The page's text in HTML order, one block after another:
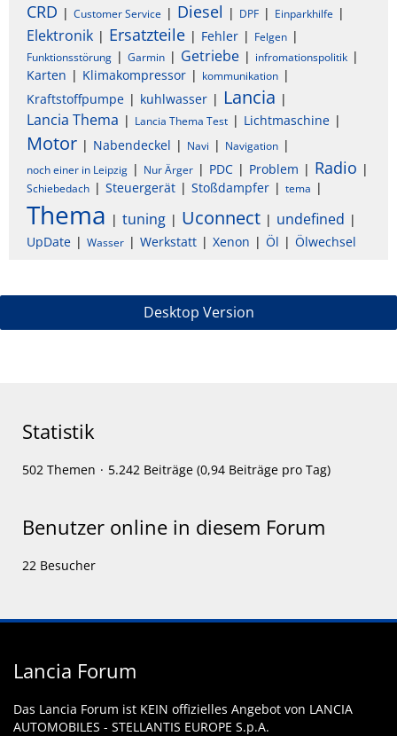
CRD Customer Service Diesel DPF Einparkhilfe
Elektronik Ersatzteile Fehler
Felgen
Funktionsstörung
Garmin Getriebe infromationspolitik
Karten Klimakompressor kommunikation
Kraftstoffpumpe kuhlwasser Lancia
Lancia Thema Lancia Thema Test Lichtmaschine
Motor Nabendeckel Navi
Navigation
noch einer in Leipzig
Nur Ärger PDC Problem Radio
Schiebedach Steuergerät Stoßdampfer tema
Thema tuning Uconnect undefined
UpDate Wasser Werkstatt Xenon Öl Ölwechsel
Desktop Version
Statistik
502 Themen 5.242 Beiträge (0,94 Beiträge pro Tag)
Benutzer online in diesem Forum
22 Besucher
Lancia Forum
Das Lancia Forum ist KEIN offizielles Angebot von LANCIA
AUTOMOBILES - STELLANTIS EUROPE S.p.A.